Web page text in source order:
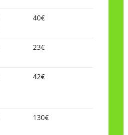
40€
23€
42€
130€